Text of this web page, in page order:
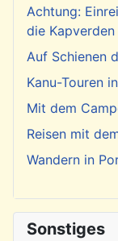
Achtung:
die
Auf Schienen
Kanu-Touren
Mit dem
Reisen mit
Wandern in
Sonstiges